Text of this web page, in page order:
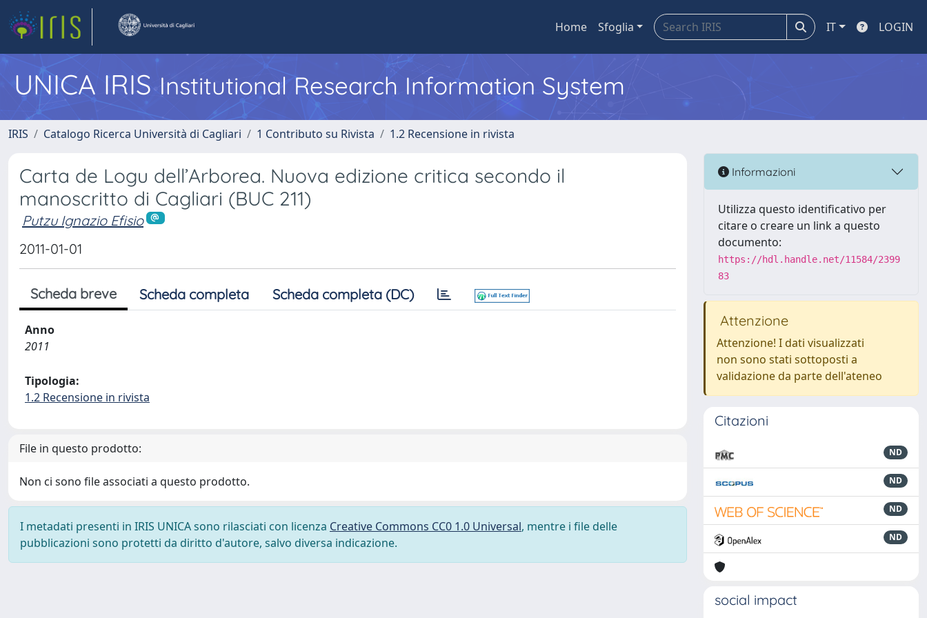
Home Sfoglia IT LOGIN
UNICA IRISInstitutional Research Information System
IRIS Catalogo Ricerca Università di Cagliari 1 Contributo su Rivista 1.2 Recensione in rivista
Carta de Logu dell’Arborea. Nuova edizione critica secondo il
manoscritto di Cagliari (BUC 211)
Putzu Ignazio Efisio
2011-01-01
Scheda breve Scheda completa Scheda completa (DC)
Anno
2011
Tipologia:
1.2 Recensione in rivista
File in questo prodotto:
Non ci sono file associati a questo prodotto.
I metadati presenti in IRIS UNICA sono rilasciati con licenza Creative Commons CC0 1.0 Universal, mentre i file delle
pubblicazioni sono protetti da diritto d'autore, salvo diversa indicazione.
Informazioni
Utilizza questo identificativo per
citare o creare un link a questo
documento:
https://hdl.handle.net/11584/2399
83
Attenzione
Attenzione! I dati visualizzati
non sono stati sottoposti a
validazione da parte dell'ateneo
Citazioni
ND
ND
ND
ND
social impact